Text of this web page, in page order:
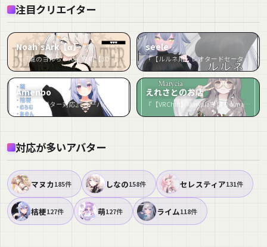
注目クリエイター
Noah’sArk【α】
『「龍のヨルちゃん」専用【3D衣装モデル】リーデイル』など31件
seele
『【ルルネ用】レオタードセーター - Leotard Sweater - For Rurune』など16件
Amenbo えれさとのお店
『【VRChat】Marycia専用 DolmanSleeve（＋Shirt）（MA対応）』など11件
対応が多いアバター
マヌカ185件 しなの158件 セレスティア131件
桔梗127件 萌127件 ライム118件